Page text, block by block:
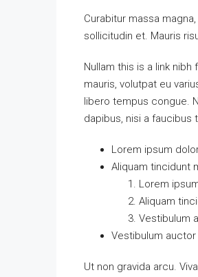
Curabitur massa
sollicitudin et. Mauris
Nullam this is a link
mauris, volutpat eu
libero tempus congue.
dapibus, nisi a faucibus
Lorem ipsum
Aliquam tincidunt
Lorem
Aliquam
Vestibulum
Vestibulum
Ut non gravida arcu.